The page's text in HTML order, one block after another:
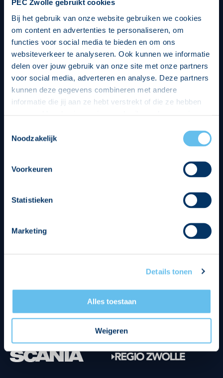
PEC Zwolle gebruikt cookies
Bij het gebruik van onze website gebruiken we cookies
om content en advertenties te personaliseren, om
functies voor social media te bieden en om ons
websiteverkeer te analyseren. Ook kunnen we informatie
delen over jouw gebruik van onze site met onze partners
voor social media, adverteren en analyse. Deze partners
kunnen deze gegevens combineren met andere
informatie die jij aan ze hebt verstrekt of die ze hebben
op een veilige en integere wijze. Je kunt je toestemming
beheren op de privacy- en cookieverklaring pagina.
Noodzakelijk
Voorkeuren
Statistieken
Marketing
Details tonen
Alles toestaan
Weigeren